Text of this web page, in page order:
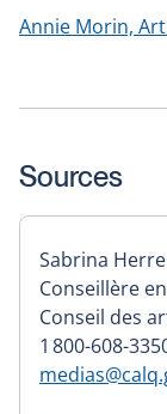
Annie Morin,
Sources
Sabrina
Conseillère
Conseil des
1 800-608-